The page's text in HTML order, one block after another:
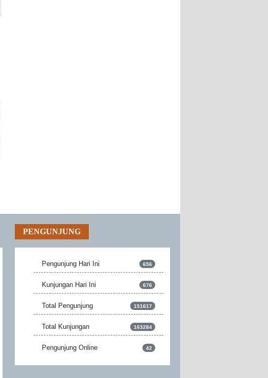
PENGUNJUNG
Pengunjung Hari Ini 656
Kunjungan Hari Ini 676
Total Pengunjung 151617
Total Kunjungan 163284
Pengunjung Online 42